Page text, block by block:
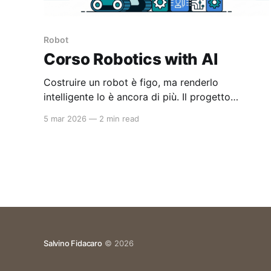
Robot
Corso Robotics with AI
Costruire un robot è figo, ma renderlo
intelligente lo è ancora di più. Il progetto
5 mar 2026 — 2 min read
Salvino Fidacaro© 2026